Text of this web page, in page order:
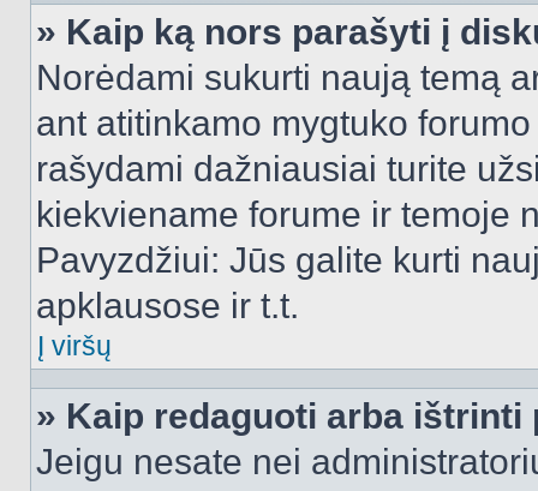
» Kaip ką nors parašyti į
Norėdami sukurti naują temą
ant atitinkamo mygtuko
rašydami dažniausiai turite
kiekviename forume ir temoje
Pavyzdžiui: Jūs galite kurti
apklausose ir t.t.
Į viršų
» Kaip redaguoti arba ištrinti
Jeigu nesate nei